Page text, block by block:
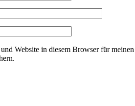
Website in diesem Browser für meinen